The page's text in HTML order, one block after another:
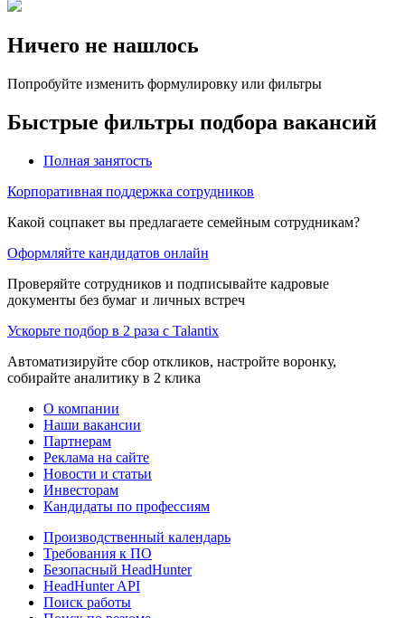
Ничего не нашлось
Попробуйте изменить формулировку или фильтры
Быстрые фильтры подбора вакансий
Полная занятость
Корпоративная поддержка сотрудников
Какой соцпакет вы предлагаете семейным сотрудникам?
Оформляйте кандидатов онлайн
Проверяйте сотрудников и подписывайте кадровые
документы без бумаг и личных встреч
Ускорьте подбор в 2 раза с Talantix
Автоматизируйте сбор откликов, настройте воронку,
собирайте аналитику в 2 клика
О компании
Наши вакансии
Партнерам
Реклама на сайте
Новости и статьи
Инвесторам
Кандидаты по профессиям
Производственный календарь
Требования к ПО
Безопасный HeadHunter
HeadHunter API
Поиск работы